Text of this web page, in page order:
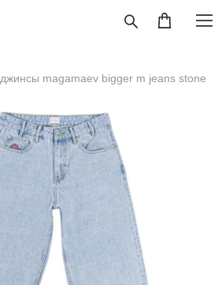
джинсы magamaev bigger m jeans stone